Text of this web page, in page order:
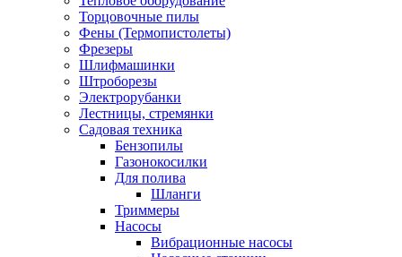
Торцовочные пилы
Фены (Термопистолеты)
Фрезеры
Шлифмашинки
Штроборезы
Электрорубанки
Лестницы, стремянки
Садовая техника
Бензопилы
Газонокосилки
Для полива
Шланги
Триммеры
Насосы
Вибрационные насосы